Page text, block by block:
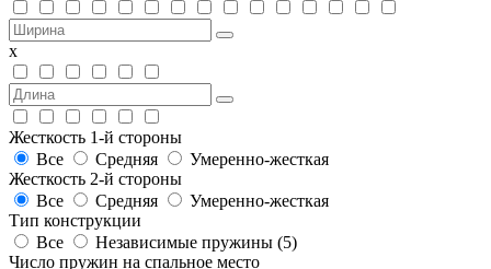
х
Жесткость 1-й стороны
Все
Средняя
Умеренно-жесткая
Жесткость 2-й стороны
Все
Средняя
Умеренно-жесткая
Тип конструкции
Все
Независимые пружины (5)
Число пружин на спальное место